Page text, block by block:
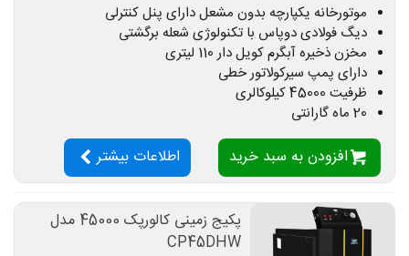
موتورخانه یکپارچه بدون مشعل دارای پنل کنترلی
دیگ فولادی دوپاس با تکنولوژی شعله برگشتی
مخزن ذخیره آبگرم کویل دار 110 لیتری
دارای پمپ سیرکولاتور خطی
ظرفیت 45000 کیلوکالری
20 ماه گارانتی
افزودن به سبد خرید اطلاعات بیشتر
پکیج زمینی کالورپک 45000 مدل
CP45DHW